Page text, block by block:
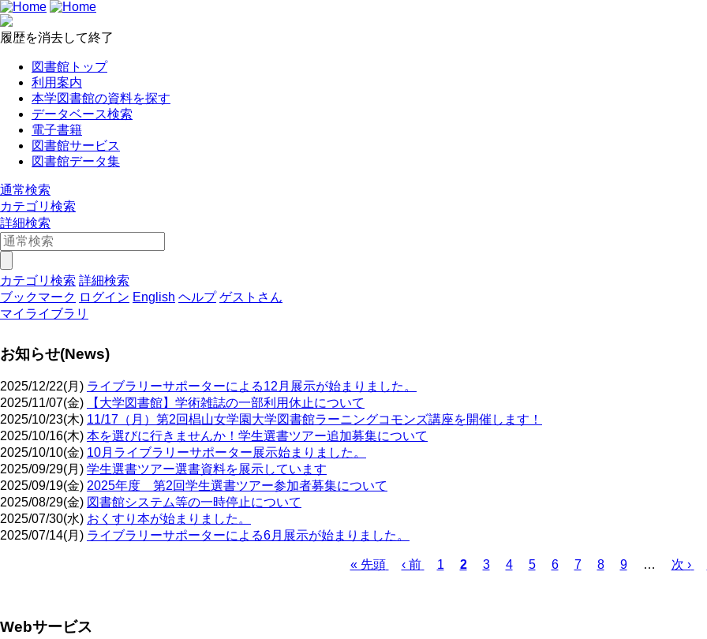
履歴を消去して終了
図書館トップ
利用案内
本学図書館の資料を探す
データベース検索
電子書籍
図書館サービス
図書館データ集
通常検索
カテゴリ検索
詳細検索
カテゴリ検索 詳細検索
ブックマーク ログイン English ヘルプ ゲストさん
マイライブラリ
お知らせ(News)
2025/12/22(月) ライブラリーサポーターによる12月展示が始まりました。
2025/11/07(金)
【大学図書館】学術雑誌の一部利用休止について
2025/10/23(木) 11/17（月）第2回椙山女学園大学図書館ラーニングコモンズ講座を開催します！
2025/10/16(木) 本を選びに行きませんか！学生選書ツアー追加募集について
2025/10/10(金) 10月ライブラリーサポーター展示始まりました。
2025/09/29(月) 学生選書ツアー選書資料を展示しています
2025/09/19(金) 2025年度 第2回学生選書ツアー参加者募集について
2025/08/29(金) 図書館システム等の一時停止について
2025/07/30(水) おくすり本が始まりました。
2025/07/14(月) ライブラリーサポーターによる6月展示が始まりました。
送
先
« 先頭
前
‹ 前
ペ
1
カ
2
ペ
3
ペ
4
ペ
5
ペ
6
ペ
7
ペ
8
ペ
9 …
次
次 ›
Webサービス